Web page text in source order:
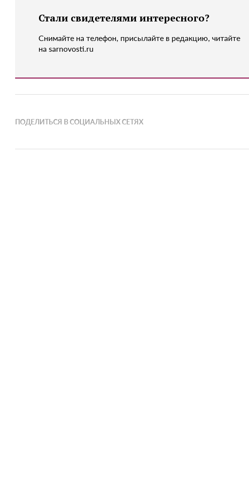
Стали свидетелями интересного?
Снимайте на телефон, присылайте в редакцию, читайте
на sarnovosti.ru
ПОДЕЛИТЬСЯ В СОЦИАЛЬНЫХ СЕТЯХ